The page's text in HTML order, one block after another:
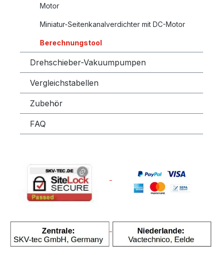
Motor
Miniatur-Seitenkanalverdichter mit DC-Motor
Berechnungstool
Drehschieber-Vakuumpumpen
Vergleichstabellen
Zubehör
FAQ